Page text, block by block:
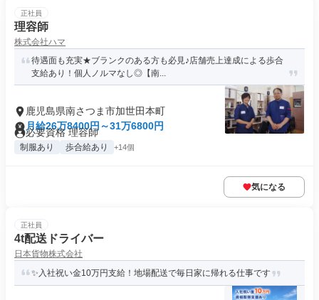
正社員
理容師
株式会社ハマ
待遇面も充実★ブランクのある方も必見♪店舗売上達成による歩合
支給あり！個人ノルマなし◎【南...
鹿児島県南さつま市加世田本町
月給26万8400円～31万6800円
必要資格 理容師
制服あり 歩合給あり +14個
気になる
正社員
4t配送ドライバー
日本貨物株式会社
✨入社祝い金10万円支給！地場配送で毎日家に帰れる仕事です